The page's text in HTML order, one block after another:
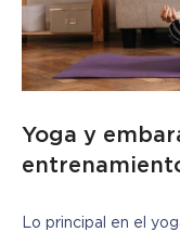
Yoga y
Lo principal en el